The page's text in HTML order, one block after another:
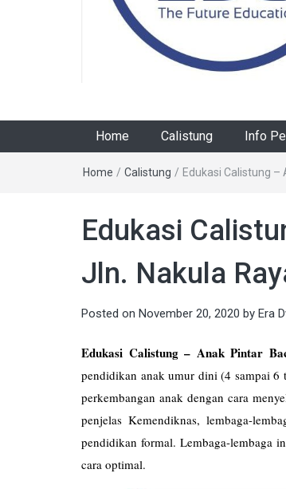
Home Calistung Info
Home / Calistung / Edukasi Calistung –
Edukasi
Jln. Nakula
Posted on November 20, 2020 by Era
Edukasi Calistung – Anak Pintar
pendidikan anak umur dini (4 sampai 6
perkembangan anak dengan cara
penjelas Kemendiknas, lembaga-
pendidikan formal. Lembaga-lembaga
cara optimal.